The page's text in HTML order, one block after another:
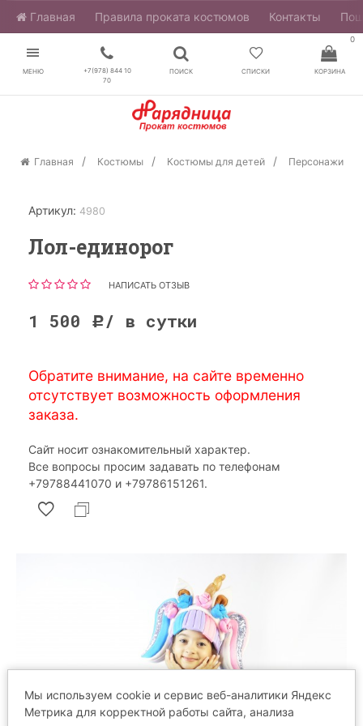
Главная ​Правила проката костюмов Контакты
МЕНЮ
+7(978) 844 10
70
ПОИСК СПИСКИ
0
КОРЗИНА
Главная Костюмы Костюмы для детей Персонажи
Артикул: 4980
Лол-единорог
НАПИСАТЬ ОТЗЫВ
1 500 Р / в сутки
Обратите внимание, на сайте временно
отсутствует возможность оформления
заказа.
Сайт носит ознакомительный характер.
Все вопросы просим задавать по телефонам
‎+79788441070 и ‎+79786151261.
Мы используем cookie и сервис веб-аналитики Яндекс
Метрика для корректной работы сайта, анализа